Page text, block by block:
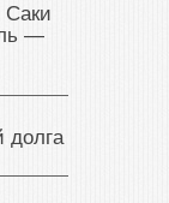
—
долга